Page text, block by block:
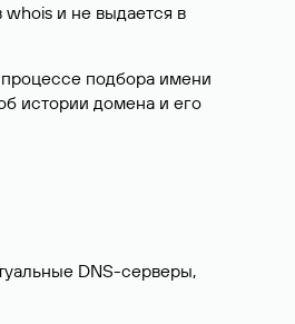
и не выдается в
подбора имени
истории домена и его
DNS-серверы,